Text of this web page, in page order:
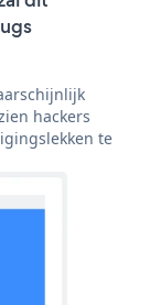
hackers
te